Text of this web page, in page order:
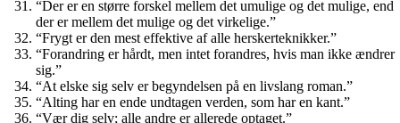
“Der er en større forskel mellem det umulige og det mulige, end
der er mellem det mulige og det virkelige.”
“Frygt er den mest effektive af alle herskerteknikker.”
“Forandring er hårdt, men intet forandres, hvis man ikke ændrer
sig.”
“At elske sig selv er begyndelsen på en livslang roman.”
“Alting har en ende undtagen verden, som har en kant.”
“Vær dig selv; alle andre er allerede optaget.”